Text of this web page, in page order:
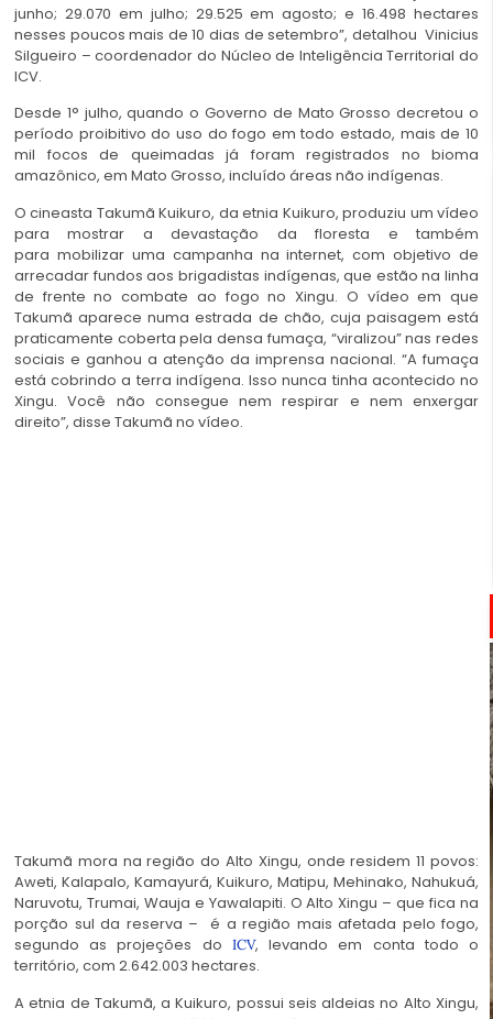
junho; 29.070 em julho; 29.525 em agosto; e 16.498 hectares
nesses poucos mais de 10 dias de setembro”, detalhou Vinicius
Silgueiro – coordenador do Núcleo de Inteligência Territorial do
ICV.
Desde 1° julho, quando o Governo de Mato Grosso decretou o
período proibitivo do uso do fogo em todo estado, mais de 10
mil focos de queimadas já foram registrados no bioma
amazônico, em Mato Grosso, incluído áreas não indígenas.
O cineasta Takumã Kuikuro, da etnia Kuikuro, produziu um vídeo
para mostrar a devastação da floresta e também
para mobilizar uma campanha na internet, com objetivo de
arrecadar fundos aos brigadistas indígenas, que estão na linha
de frente no combate ao fogo no Xingu. O vídeo em que
Takumã aparece numa estrada de chão, cuja paisagem está
praticamente coberta pela densa fumaça, “viralizou” nas redes
sociais e ganhou a atenção da imprensa nacional. “A fumaça
está cobrindo a terra indígena. Isso nunca tinha acontecido no
Xingu. Você não consegue nem respirar e nem enxergar
direito”, disse Takumã no vídeo.
Takumã mora na região do Alto Xingu, onde residem 11 povos:
Aweti, Kalapalo, Kamayurá, Kuikuro, Matipu, Mehinako, Nahukuá,
Naruvotu, Trumai, Wauja e Yawalapiti. O Alto Xingu – que fica na
porção sul da reserva – é a região mais afetada pelo fogo,
segundo as projeções do ICV, levando em conta todo o
território, com 2.642.003 hectares.
A etnia de Takumã, a Kuikuro, possui seis aldeias no Alto Xingu,